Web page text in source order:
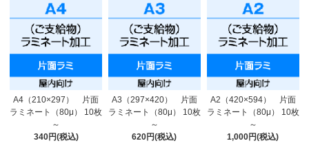
A4（210×297） 片面
ラミネート（80μ） 10枚
～
340円(税込)
A3（297×420） 片面
ラミネート（80μ） 10枚
～
620円(税込)
A2（420×594） 片面
ラミネート（80μ） 10枚
～
1,000円(税込)